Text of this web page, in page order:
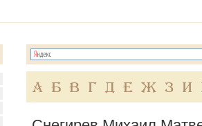
А Б В Г Д Е Ж З И